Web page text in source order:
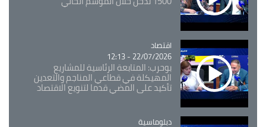
Catégorie
اقتصاد
22/07/2026 - 12:13
بوحرب: المتابعة الرئاسية للمشاريع
المهيكلة في قطاعي المناجم والتعدين
تأكيد على المضي قدما لتنويع الاقتصاد
Catégorie
دبلوماسية